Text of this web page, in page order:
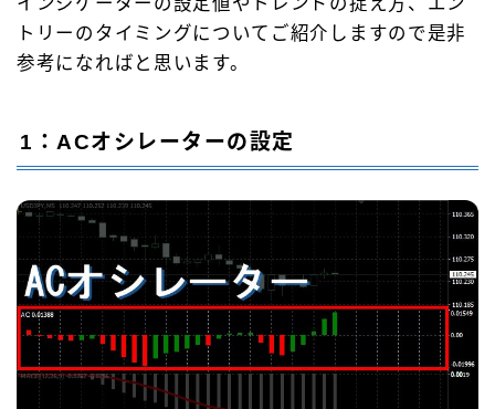
トリーのタイミングについてご紹介しますので是非
参考になればと思います。
1：ACオシレーターの設定